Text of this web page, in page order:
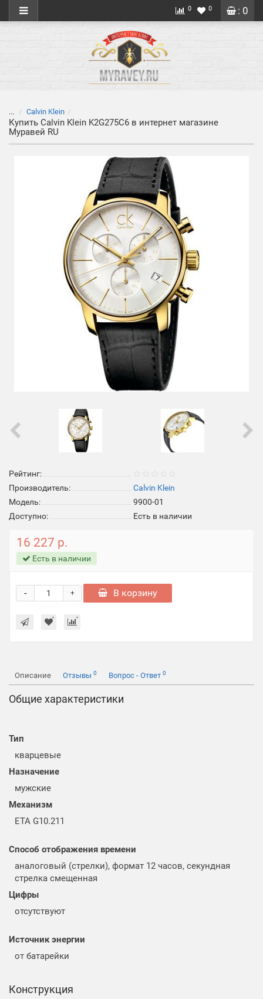
: 0
0 0
... Calvin Klein
Купить Calvin Klein K2G275C6 в интернет магазине
Муравей RU
Рейтинг:
Производитель:
Calvin Klein
Модель:
9900-01
Доступно:
Есть в наличии
16 227 р.
Есть в наличии
+
- В корзину
Описание Отзывы 0 Вопрос - Ответ 0
Общие характеристики
Тип
кварцевые
Назначение
мужские
Механизм
ETA G10.211
Способ отображения времени
аналоговый (стрелки), формат 12 часов, секундная
стрелка смещенная
Цифры
отсутствуют
Источник энергии
от батарейки
Конструкция